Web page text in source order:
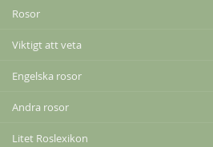
Rosor
Viktigt att veta
Engelska rosor
Andra rosor
Litet Roslexikon